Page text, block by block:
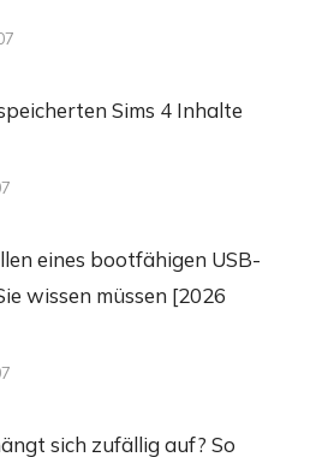
Sims 4 Inhalte
eines bootfähigen USB-
wissen müssen [2026
sich zufällig auf? So